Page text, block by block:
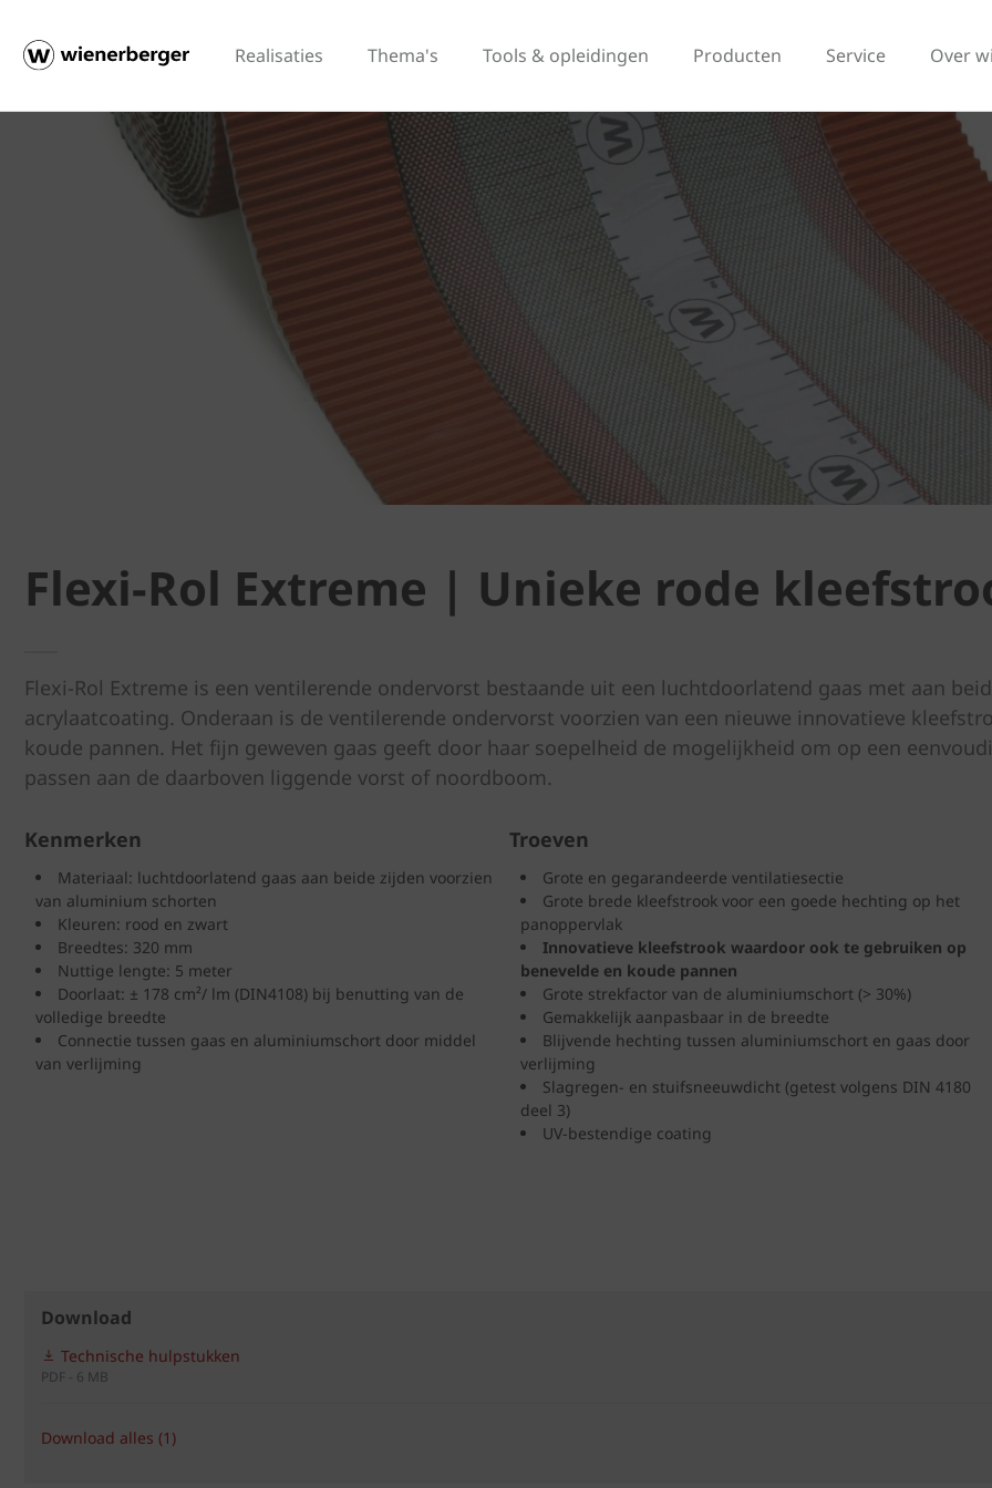
Realisaties Thema's Tools & opleidingen Producten Service Over
Flexi-Rol Extreme | Unieke rode
Flexi-Rol Extreme is een ventilerende ondervorst bestaande uit een luchtdoorlatend gaas met aan
acrylaatcoating. Onderaan is de ventilerende ondervorst voorzien van een nieuwe innovatieve
koude pannen. Het fijn geweven gaas geeft door haar soepelheid de mogelijkheid om op een
passen aan de daarboven liggende vorst of noordboom.
Kenmerken
Materiaal: luchtdoorlatend gaas aan beide zijden voorzien
van aluminium schorten
Kleuren: rood en zwart
Breedtes: 320 mm
Nuttige lengte: 5 meter
Doorlaat: ± 178 cm²/ lm (DIN4108) bij benutting van de
volledige breedte
Connectie tussen gaas en aluminiumschort door middel
van verlijming
Troeven
Grote en gegarandeerde ventilatiesectie
Grote brede kleefstrook voor een goede hechting op het
panoppervlak
Innovatieve kleefstrook waardoor ook te gebruiken op
benevelde en koude pannen
Grote strekfactor van de aluminiumschort (> 30%)
Gemakkelijk aanpasbaar in de breedte
Blijvende hechting tussen aluminiumschort en gaas door
verlijming
Slagregen- en stuifsneeuwdicht (getest volgens DIN 4180
deel 3)
UV-bestendige coating
Download
Technische hulpstukken
PDF - 6 MB
Download alles (1)